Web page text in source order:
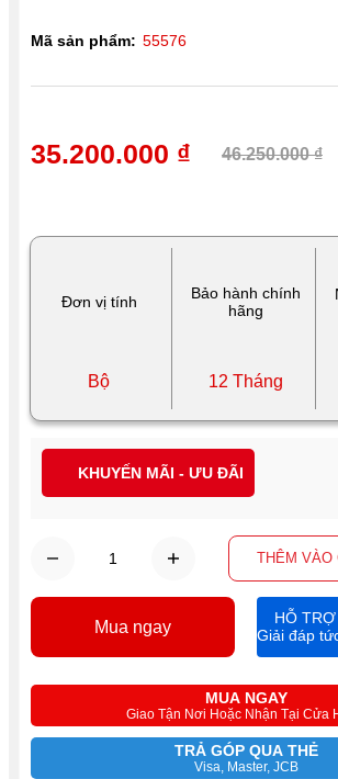
Đơn vị tính
Bảo hành chính
hãng
Bộ 12 Tháng
THÊM VÀO
MUA NGAY
Giao Tận Nơi Hoặc Nhận Tại Cửa
TRẢ GÓP QUA THẺ
Visa, Master, JCB
35.200.000 ₫ 46.250.000 ₫
Mã sản phẩm: 55576
Mua ngay
HỖ
Giải đáp
KHUYẾN MÃI - ƯU ĐÃI